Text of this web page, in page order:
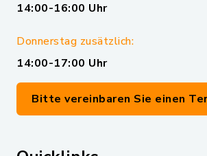
14:00-16:00 Uhr
Donnerstag zusätzlich:
14:00-17:00 Uhr
Bitte vereinbaren Sie einen